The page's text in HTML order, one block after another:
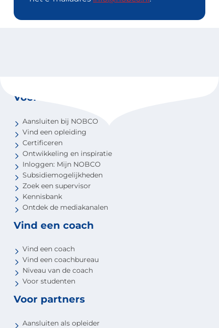
Voor coaches
Aansluiten bij NOBCO
Vind een opleiding
Certificeren
Ontwikkeling en inspiratie
Inloggen: Mijn NOBCO
Subsidiemogelijkheden
Zoek een supervisor
Kennisbank
Ontdek de mediakanalen
Vind een coach
Vind een coach
Vind een coachbureau
Niveau van de coach
Voor studenten
Voor partners
Aansluiten als opleider